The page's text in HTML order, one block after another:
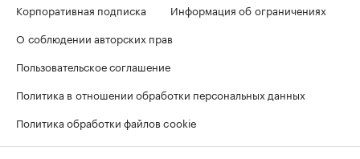
Корпоративная подписка
Информация об ограничениях
О соблюдении авторских прав
Пользовательское соглашение
Политика в отношении обработки персональных данных
Политика обработки файлов cookie